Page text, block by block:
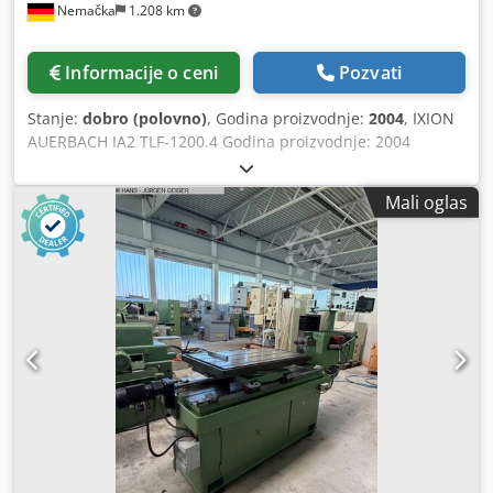
Nemačka 1.208 km
Informacije o ceni Pozvati
Stanje: dobro (polovno), Godina proizvodnje: 2004, IXION
AUERBACH IA2 TLF-1200.4 Godina proizvodnje: 2004
Fabrika remontovana: 2023 Upravljanje: HEIDENHAIN 430M
X osa (sto, uzdužno): 1.200 mm Y osa (jedinica za duboko
bušenje-glodanje, vertikalno): 1.200 mm Z osa (toranj,
horizontalno): 700 mm W osa (jedinica za duboko bušenje-
glodanje, horizontalno): 1.200 mm A osa (zakretanje
jedinice za duboko bušenje-glodanje): +25°/-15° B osa (NC
rotacioni sto): 360° NC rotacioni sto sa 5 steznih žlebova:
1.000 x 1.000 mm Maks. težina obratka: 7.000 kg Nazivna
snaga pogona (S1 / S6): 12 / 18,5 kW Obrtni moment: 115
Nm Opseg obrtaja: 60 - 6.000 o/min Maks. dubina bušenja
(u jednom potezu): 1.200 mm (2 podržavajuće lunete)
Visokopritisni rashladni sistem za ulje za duboko bušenje:
100 bara i 42 l/min Menjač alata za 24 alata Crjdpfx
Ajydmuuohuof sa izduvavanjem vretena Maksimalna
dužina alata: 300 mm Maksimalna težina alata: 3,5 kg
Mali oglas